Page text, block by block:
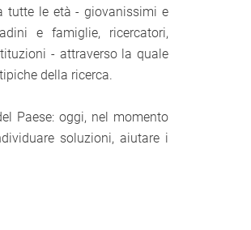
tutte le età - giovanissimi e
e famiglie, ricercatori,
- attraverso la quale
della ricerca.
Paese: oggi, nel momento
soluzioni, aiutare i